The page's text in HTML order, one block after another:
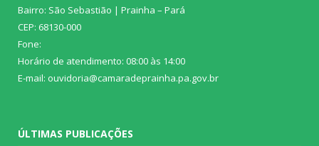
Bairro: São Sebastião | Prainha – Pará
CEP: 68130-000
Fone:
Horário de atendimento: 08:00 às 14:00
E-mail: ouvidoria@camaradeprainha.pa.gov.br
ÚLTIMAS PUBLICAÇÕES